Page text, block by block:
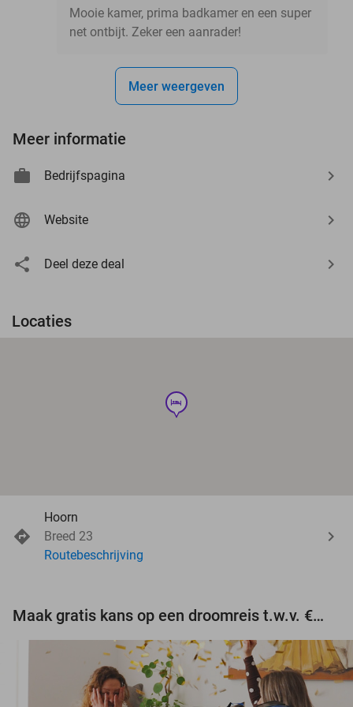
Mooie kamer, prima badkamer en een super
net ontbijt. Zeker een aanrader!
Meer weergeven
Meer informatie
Bedrijfspagina
Website
Deel deze deal
Locaties
hotel
Hoorn
Breed 23
Routebeschrijving
Maak gratis kans op een droomreis t.w.v. €3.000!